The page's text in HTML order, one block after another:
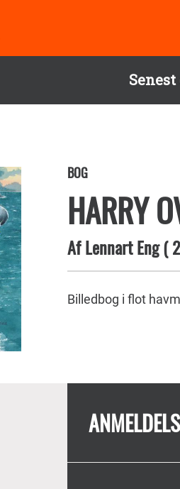
BOG
HARRY
AfLennart Eng(
Billedbog i flot